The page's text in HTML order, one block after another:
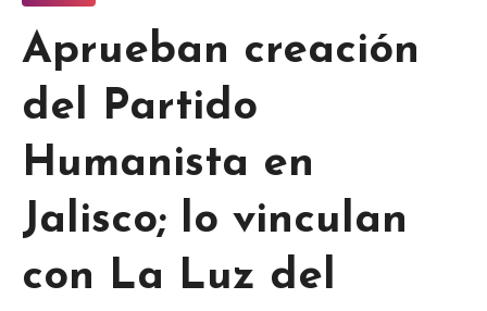
Aprueban creación
del Partido
Humanista en
Jalisco; lo vinculan
con La Luz del